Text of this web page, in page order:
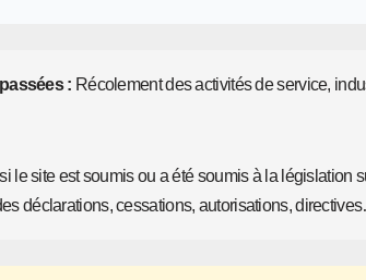
: Récolement des activités de service,
le site est soumis ou a été soumis à la législation
déclarations, cessations, autorisations,